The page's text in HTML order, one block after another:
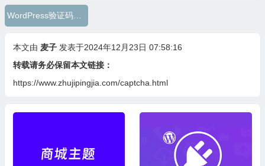
WordPress验证码插件
本文由 麦子 发表于2024年12月23日 07:58:16
转载请务必保留本文链接：
https://www.zhujipingjia.com/captcha.html